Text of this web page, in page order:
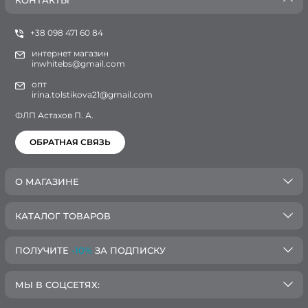
+38 098 471 60 84
интернет магазин
inwhitebs@gmail.com
опт
irina.tolstikova21@gmail.com
ФЛП Астахов П. А.
ОБРАТНАЯ СВЯЗЬ
О МАГАЗИНЕ
КАТАЛОГ ТОВАРОВ
ПОЛУЧИТЕ -10% ЗА ПОДПИСКУ
МЫ В СОЦСЕТЯХ: